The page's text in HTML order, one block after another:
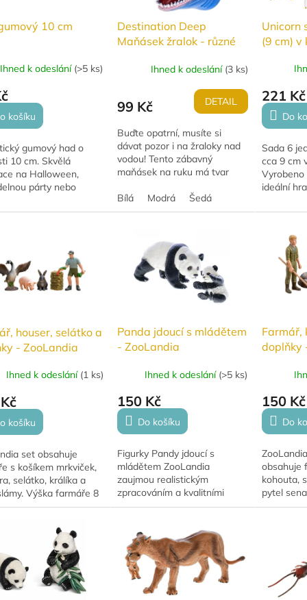
10 cm
Ihned k odeslání (>5 ks)
košíku
gumový had o
10 cm. Skvělá
na Halloween,
párty nebo
Destination Deep
Maňásek žralok - různé
Ihned k odeslání (3 ks)
99 Kč DETAIL
Buďte opatrní, musíte si
dávat pozor i na žraloky nad
vodou! Tento zábavný
maňásek na ruku má tvar
s maňáskem žraloka
Destination Deep!...
Bílá Modrá Šedá
Unicorn
(9 cm) v
221 Kč
Do
Sada 6
cca 9 cm
Vyrobeno
ideální
houser, selátko a
- ZooLandia
Ihned k odeslání (1 ks)
košíku
set obsahuje
s košíkem mrkviček,
selátko, králíka a
Výška farmáře 8
pro hraní i sbírání.
Panda jdoucí s mládětem
- ZooLandia
Ihned k odeslání (>5 ks)
150 Kč
Do košíku
Figurky Pandy jdoucí s
mládětem ZooLandia
zaujmou realistickým
zpracováním a kvalitními
detaily. Ideální pro hraní,
Farmář,
doplňky
150 Kč
Do
obsahuje
kohouta,
pytel
cm.